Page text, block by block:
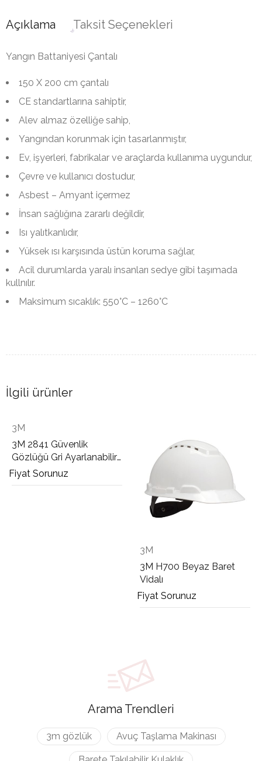
Açıklama Taksit Seçenekleri
Yangın Battaniyesi Çantalı
150 X 200 cm çantalı
CE standartlarına sahiptir,
Alev almaz özelliğe sahip,
Yangından korunmak için tasarlanmıştır,
Ev, işyerleri, fabrikalar ve araçlarda kullanıma uygundur,
Çevre ve kullanıcı dostudur,
Asbest – Amyant içermez
İnsan sağlığına zararlı değildir,
Isı yalıtkanlıdır,
Yüksek ısı karşısında üstün koruma sağlar,
Acil durumlarda yaralı insanları sedye gibi taşımada
kullnılır.
Maksimum sıcaklık: 550°C – 1260°C
İlgili ürünler
3M GH4 3 Noktadan
Bağlanabilen Çene Bandı
Fiyat Sorunuz
Arama Trendleri
3m gözlük Avuç Taşlama Makinası